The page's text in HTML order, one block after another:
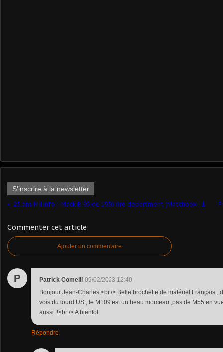
S'inscrire à la newsletter
25 ans Milinfo : ​ Mack B 95 de 1956 fire department (Matchbox - 1/50 - par Frédéric R..) ​
Commenter cet article
Ajouter un commentaire
P Patrick Comelli 09/02/2023 12:40
Bonjour Jean-Charles,<br /> Belle brochette de matériel Français ,
vois du lourd US , le M109 est un beau morceau ,pas de M55 en
aussi !!<br /> A bientot
Répondre